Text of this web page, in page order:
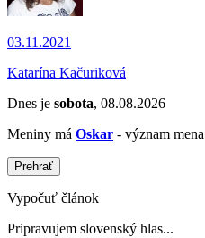
03.11.2021
Katarína Kačuriková
Dnes je sobota, 08.08.2026
Meniny má Oskar - význam mena
Prehrať
Vypočuť článok
Pripravujem slovenský hlas...